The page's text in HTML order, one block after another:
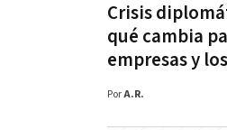
Crisis
qué cambia
empresas y
PorA.R.